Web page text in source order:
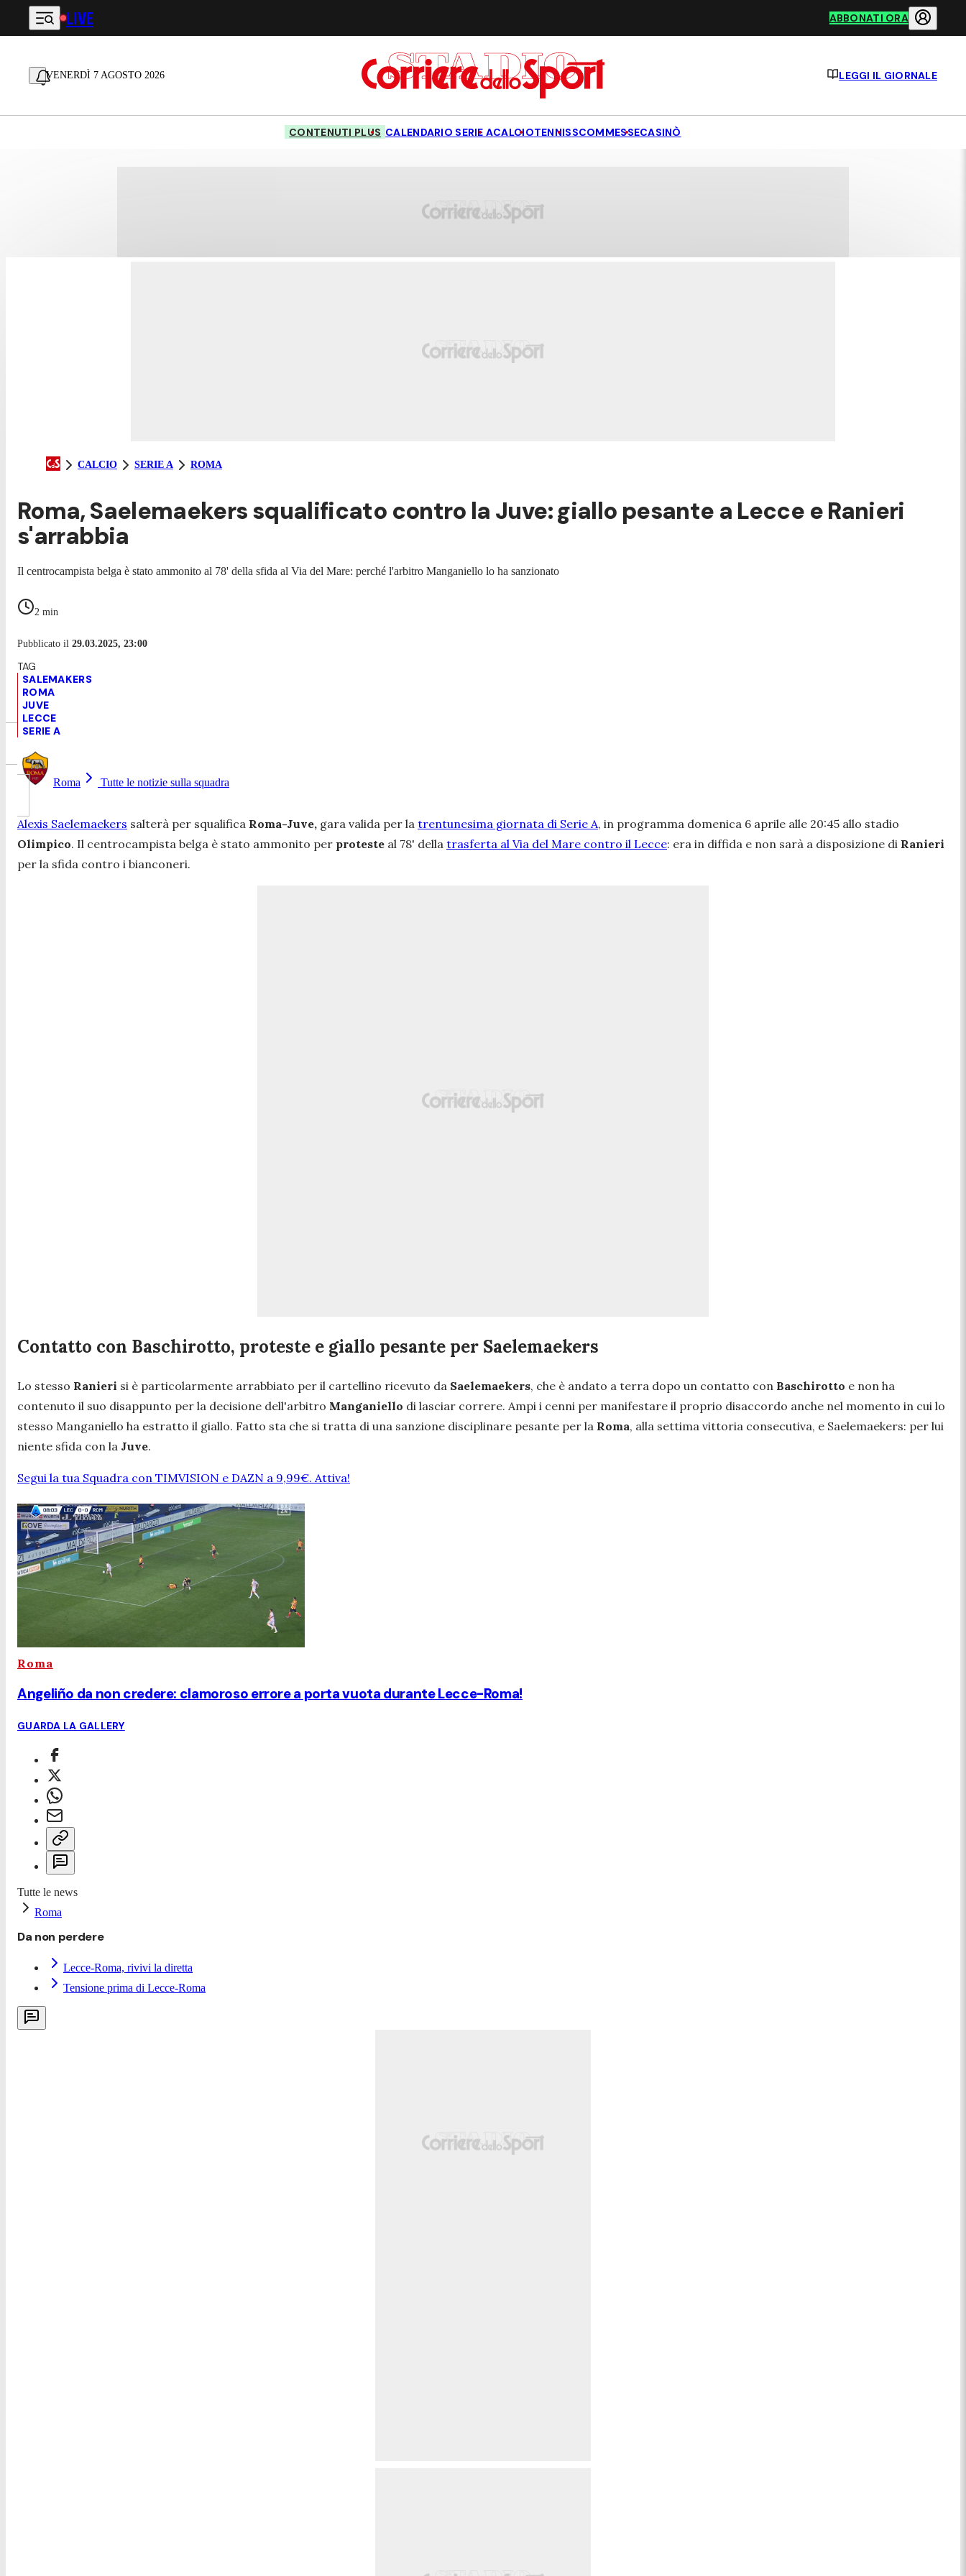
Vai al contenuto principale
LIVE ABBONATI ORA
VENERDÌ 7 AGOSTO 2026 LEGGI IL GIORNALE
CONTENUTI PLUS CALENDARIO SERIE ACALCIOTENNISSCOMMESSECASINÒ
CALCIO SERIE A ROMA
Roma, Saelemaekers squalificato contro la Juve: giallo pesante a Lecce e Ranieri
s'arrabbia
Il centrocampista belga è stato ammonito al 78' della sfida al Via del Mare: perché l'arbitro Manganiello lo ha sanzionato
2 min
Pubblicato il 29.03.2025, 23:00
SALEMAKERS
ROMA
JUVE
LECCE
SERIE A
Roma Tutte le notizie sulla squadra
Alexis Saelemaekers salterà per squalifica Roma-Juve, gara valida per la trentunesima giornata di Serie A, in programma domenica 6 aprile alle 20:45 allo stadio
Olimpico. Il centrocampista belga è stato ammonito per proteste al 78' della trasferta al Via del Mare contro il Lecce: era in diffida e non sarà a disposizione di Ranieri
per la sfida contro i bianconeri.
Contatto con Baschirotto, proteste e giallo pesante per Saelemaekers
Lo stesso Ranieri si è particolarmente arrabbiato per il cartellino ricevuto da Saelemaekers, che è andato a terra dopo un contatto con Baschirotto e non ha
contenuto il suo disappunto per la decisione dell'arbitro Manganiello di lasciar correre. Ampi i cenni per manifestare il proprio disaccordo anche nel momento in cui lo
stesso Manganiello ha estratto il giallo. Fatto sta che si tratta di una sanzione disciplinare pesante per la Roma, alla settima vittoria consecutiva, e Saelemaekers: per lui
niente sfida con la Juve.
Segui la tua Squadra con TIMVISION e DAZN a 9,99€. Attiva!
Roma
Angeliño da non credere: clamoroso errore a porta vuota durante Lecce-Roma!
GUARDA LA GALLERY
Tutte le news
Roma
Da non perdere
Lecce-Roma, rivivi la diretta
Tensione prima di Lecce-Roma